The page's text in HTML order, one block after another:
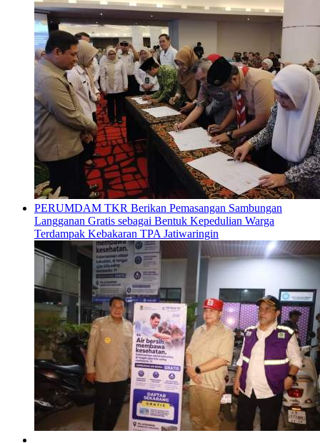
PERUMDAM TKR Berikan Pemasangan Sambungan
Langganan Gratis sebagai Bentuk Kepedulian Warga
Terdampak Kebakaran TPA Jatiwaringin